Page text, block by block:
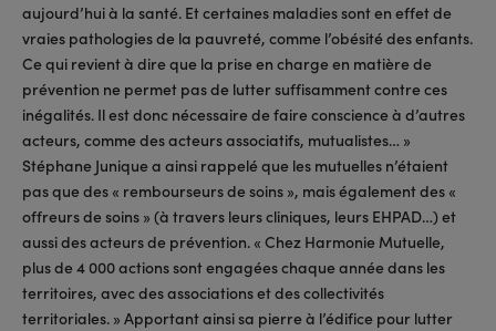
aujourd’hui à la santé. Et certaines maladies sont en effet de
vraies pathologies de la pauvreté, comme l’obésité des enfants.
Ce qui revient à dire que la prise en charge en matière de
prévention ne permet pas de lutter suffisamment contre ces
inégalités. Il est donc nécessaire de faire conscience à d’autres
acteurs, comme des acteurs associatifs, mutualistes… »
Stéphane Junique a ainsi rappelé que les mutuelles n’étaient
pas que des « rembourseurs de soins », mais également des «
offreurs de soins » (à travers leurs cliniques, leurs EHPAD…) et
aussi des acteurs de prévention. « Chez Harmonie Mutuelle,
plus de 4 000 actions sont engagées chaque année dans les
territoires, avec des associations et des collectivités
territoriales. » Apportant ainsi sa pierre à l’édifice pour lutter